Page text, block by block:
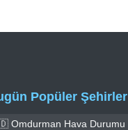
Popüler Şehirler
Omdurman Hava Durumu